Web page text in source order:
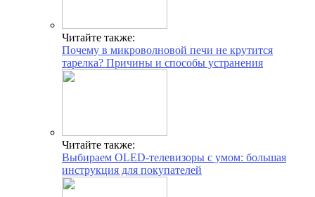
Читайте также:
Почему в микроволновой печи не крутится
тарелка? Причины и способы устранения
Читайте также:
Выбираем OLED-телевизоры с умом: большая
инструкция для покупателей